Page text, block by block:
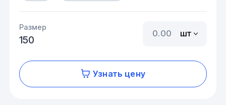
Размер
150
шт
Узнать цену